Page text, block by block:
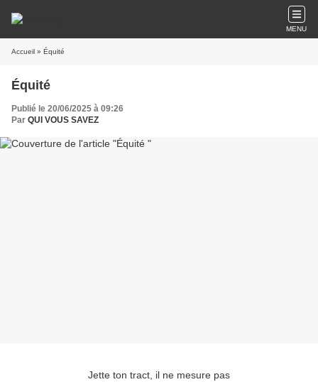
MENU
Accueil » Équité
Équité
Publié le 20/06/2025 à 09:26
Par QUI VOUS SAVEZ
Jette ton tract, il ne mesure pas